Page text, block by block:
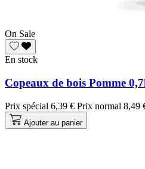
On Sale
En stock
Copeaux de bois Pomme
Prix spécial 6,39 € Prix normal 8,49
Ajouter au panier